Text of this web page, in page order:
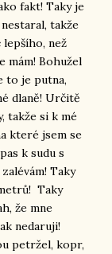
fakt! Taky je
takže
lepšího, než
mám! Bohužel
to je putna,
dlaně! Určitě
takže si k mé
které jsem se
k sudu s
Taky
Taky
že mne
nedaruji!
petržel, kopr,